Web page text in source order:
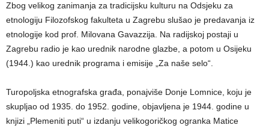
Zbog velikog zanimanja za tradicijsku kulturu na Odsjeku za
etnologiju Filozofskog fakulteta u Zagrebu slušao je predavanja iz
etnologije kod prof. Milovana Gavazzija. Na radijskoj postaji u
Zagrebu radio je kao urednik narodne glazbe, a potom u Osijeku
(1944.) kao urednik programa i emisije „Za naše selo“.
Turopoljska etnografska građa, ponajviše Donje Lomnice, koju je
skupljao od 1935. do 1952. godine, objavljena je 1944. godine u
knjizi „Plemeniti puti“ u izdanju velikogoričkog ogranka Matice